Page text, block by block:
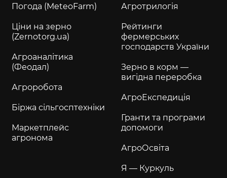
Погода (MeteoFarm)
Ціни на зерно
(Zernotorg.ua)
Агроаналітика
(Феодал)
Агроробота
Біржа сільгосптехніки
Маркетплейс
агронома
Агротрилогія
Рейтинги
фермерських
господарств України
Зерно в корм —
вигідна переробка
АгроЕкспедиція
Гранти та програми
допомоги
АгроОсвіта
Я — Куркуль